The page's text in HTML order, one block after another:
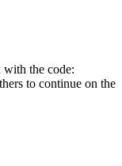
with the code:
to continue on the